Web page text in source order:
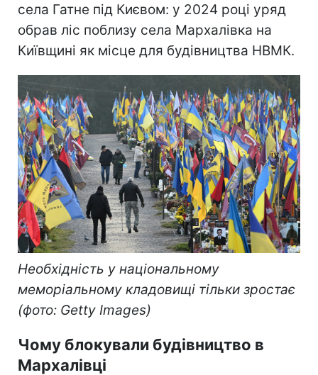
села Гатне під Києвом: у 2024 році уряд
обрав ліс поблизу села Мархалівка на
Київщині як місце для будівництва НВМК.
Необхідність у національному
меморіальному кладовищі тільки зростає
(фото: Getty Images)
Чому блокували будівництво в
Мархалівці